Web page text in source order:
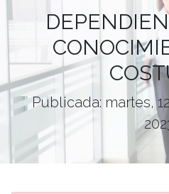
Publicada: martes,